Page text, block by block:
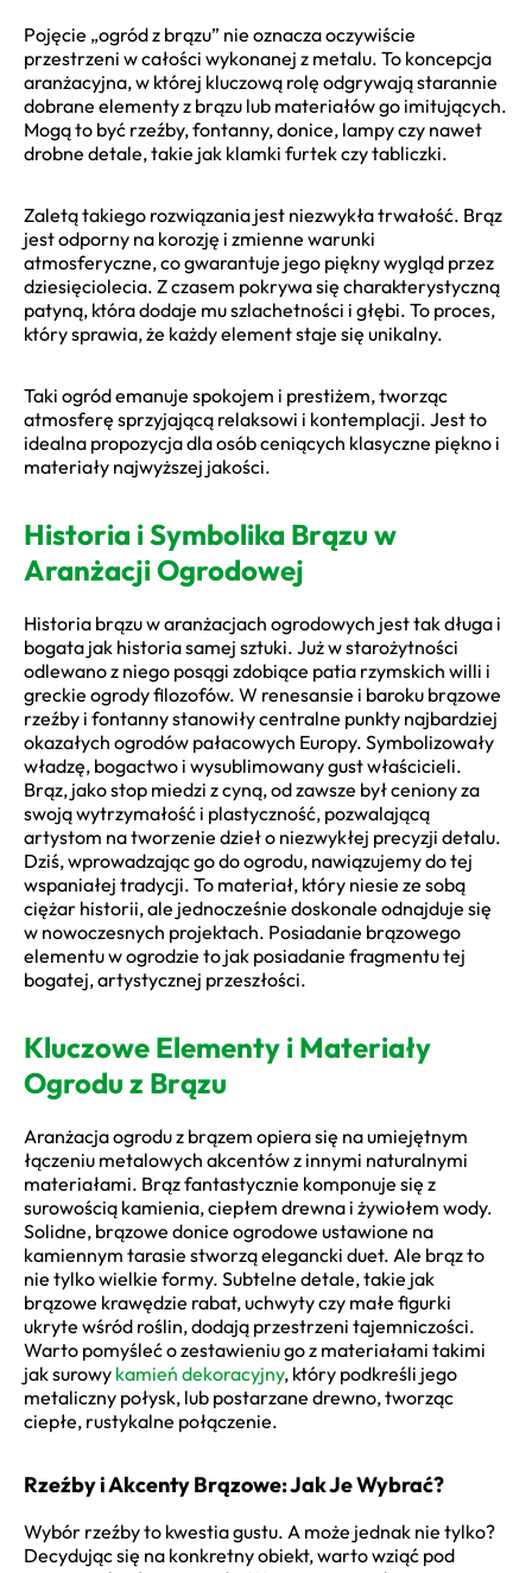
Pojęcie „ogród z brązu” nie oznacza oczywiście
przestrzeni w całości wykonanej z metalu. To koncepcja
aranżacyjna, w której kluczową rolę odgrywają starannie
dobrane elementy z brązu lub materiałów go imitujących.
Mogą to być rzeźby, fontanny, donice, lampy czy nawet
drobne detale, takie jak klamki furtek czy tabliczki.
Zaletą takiego rozwiązania jest niezwykła trwałość. Brąz
jest odporny na korozję i zmienne warunki
atmosferyczne, co gwarantuje jego piękny wygląd przez
dziesięciolecia. Z czasem pokrywa się charakterystyczną
patyną, która dodaje mu szlachetności i głębi. To proces,
który sprawia, że każdy element staje się unikalny.
Taki ogród emanuje spokojem i prestiżem, tworząc
atmosferę sprzyjającą relaksowi i kontemplacji. Jest to
idealna propozycja dla osób ceniących klasyczne piękno i
materiały najwyższej jakości.
Historia i Symbolika Brązu w
Aranżacji Ogrodowej
Historia brązu w aranżacjach ogrodowych jest tak długa i
bogata jak historia samej sztuki. Już w starożytności
odlewano z niego posągi zdobiące patia rzymskich willi i
greckie ogrody filozofów. W renesansie i baroku brązowe
rzeźby i fontanny stanowiły centralne punkty najbardziej
okazałych ogrodów pałacowych Europy. Symbolizowały
władzę, bogactwo i wysublimowany gust właścicieli.
Brąz, jako stop miedzi z cyną, od zawsze był ceniony za
swoją wytrzymałość i plastyczność, pozwalającą
artystom na tworzenie dzieł o niezwykłej precyzji detalu.
Dziś, wprowadzając go do ogrodu, nawiązujemy do tej
wspaniałej tradycji. To materiał, który niesie ze sobą
ciężar historii, ale jednocześnie doskonale odnajduje się
w nowoczesnych projektach. Posiadanie brązowego
elementu w ogrodzie to jak posiadanie fragmentu tej
bogatej, artystycznej przeszłości.
Kluczowe Elementy i Materiały
Ogrodu z Brązu
Aranżacja ogrodu z brązem opiera się na umiejętnym
łączeniu metalowych akcentów z innymi naturalnymi
materiałami. Brąz fantastycznie komponuje się z
surowością kamienia, ciepłem drewna i żywiołem wody.
Solidne, brązowe donice ogrodowe ustawione na
kamiennym tarasie stworzą elegancki duet. Ale brąz to
nie tylko wielkie formy. Subtelne detale, takie jak
brązowe krawędzie rabat, uchwyty czy małe figurki
ukryte wśród roślin, dodają przestrzeni tajemniczości.
Warto pomyśleć o zestawieniu go z materiałami takimi
jak surowy kamień dekoracyjny, który podkreśli jego
metaliczny połysk, lub postarzane drewno, tworząc
ciepłe, rustykalne połączenie.
Rzeźby i Akcenty Brązowe: Jak Je Wybrać?
Wybór rzeźby to kwestia gustu. A może jednak nie tylko?
Decydując się na konkretny obiekt, warto wziąć pod